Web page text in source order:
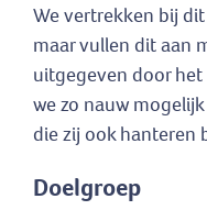
We vertrekken bij
maar vullen dit aan
uitgegeven door het
we zo nauw
die zij ook hanteren
Doelgroep